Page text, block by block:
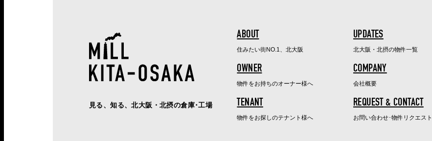
見る、知る、北大阪・北摂の倉庫･工場
ABOUT
住みたい街NO.1、北大阪
UPDATES
北大阪・北摂の物件一覧
OWNER
物件をお持ちのオーナー様へ
COMPANY
会社概要
TENANT
物件をお探しのテナント様へ
REQUEST & CONTACT
お問い合わせ･物件リクエスト